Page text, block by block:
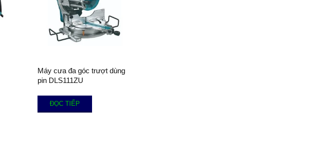
Máy cưa đa góc trượt dùng
pin DLS111ZU
ĐỌC TIẾP